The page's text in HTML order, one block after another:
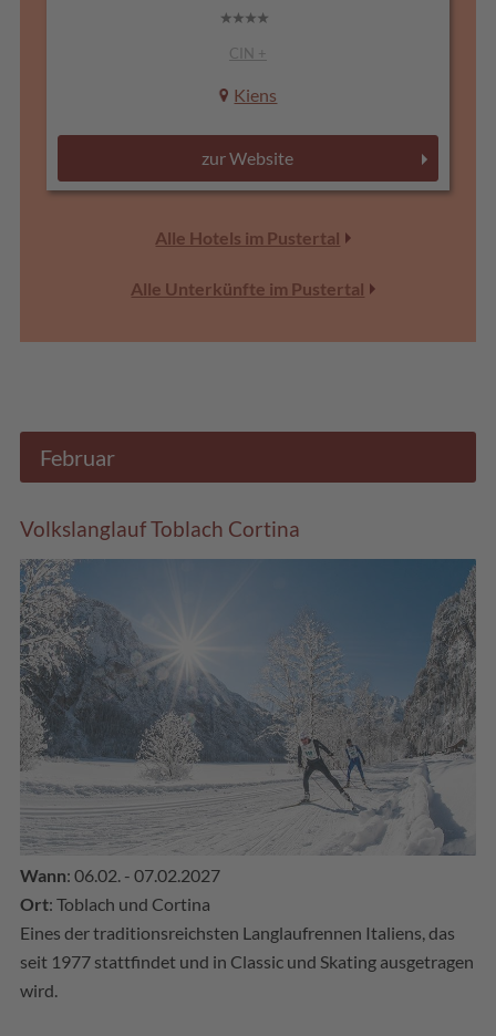
CIN +
Kiens
zur Website
Alle Hotels im Pustertal
Alle Unterkünfte im Pustertal
Februar
Volkslanglauf Toblach Cortina
Wann: 06.02. - 07.02.2027
Ort: Toblach und Cortina
Eines der traditionsreichsten Langlaufrennen Italiens, das
seit 1977 stattfindet und in Classic und Skating ausgetragen
wird.